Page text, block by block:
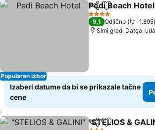
Popularan izbor
Deli Dodati u
Pedi Beach Hotel
4 Zvezdice
9,1 Odlično
1.895
Simi grad, Datça:
Izaberi datume da bi se prikazale tačne
cene
Deli Dodati u
"STELIOS &